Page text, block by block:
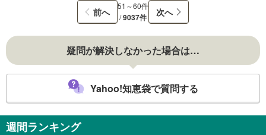
前へ
51～60件
/9037件 次へ
疑問が解決しなかった場合は…
Yahoo!知恵袋で質問する
週間ランキング